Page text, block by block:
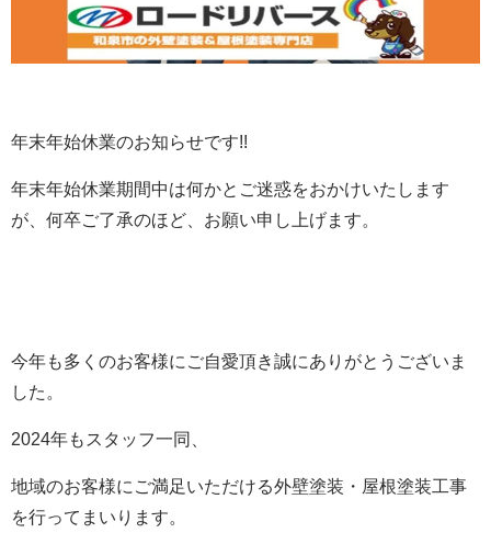
年末年始休業のお知らせです!!
年末年始休業期間中は何かとご迷惑をおかけいたします
が、何卒ご了承のほど、お願い申し上げます。
今年も多くのお客様にご自愛頂き誠にありがとうございま
した。
2024年もスタッフ一同、
地域のお客様にご満足いただける外壁塗装・屋根塗装工事
を行ってまいります。